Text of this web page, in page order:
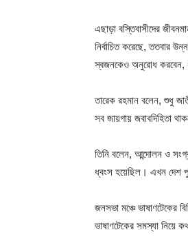
এছাড়া বস্তিবাসীদের
নির্বাচিত করেছে, ততবার
স্বজনকেও অনুরোধ করবেন,
তারেক রহমান বলেন, শুধু
সব জায়গায় জবাবদিহিতা
তিনি বলেন, আন্দোলন ও
ধ্বংস হয়েছিল। এখন দেশ
জনসভা মঞ্চে ভাষাণটেকের
ভাষাণটেকের সমস্যা নিয়ে